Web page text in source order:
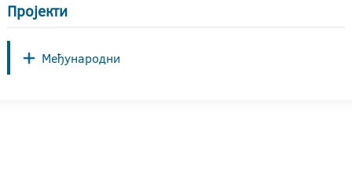
Пројекти
Међународни